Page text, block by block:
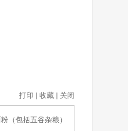
打印 | 收藏| 关闭
（包括五谷杂粮）